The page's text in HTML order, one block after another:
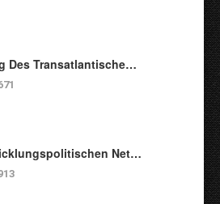
Des Transatlantische…
Net…